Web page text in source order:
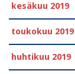
kesäkuu 2019
toukokuu 2019
huhtikuu 2019